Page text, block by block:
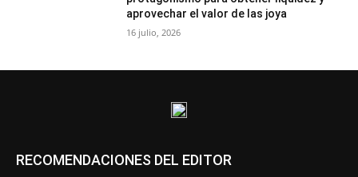
aprovechar el valor de las joya
16 julio, 2026
RECOMENDACIONES DEL EDITOR